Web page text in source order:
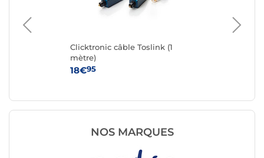
Clicktronic câble Toslink (1
mètre)
18€95
NOS MARQUES